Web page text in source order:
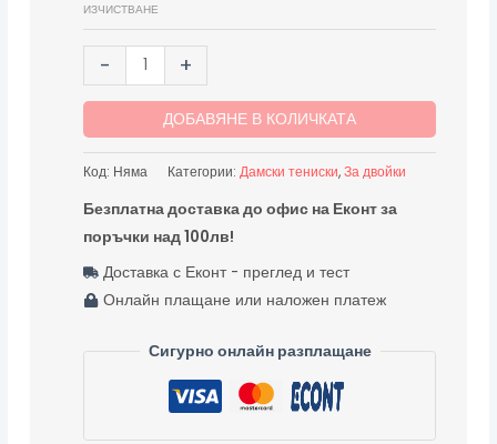
ИЗЧИСТВАНЕ
- +
ДОБАВЯНЕ В КОЛИЧКАТА
Код: Няма Категории:Дамски тениски,За двойки
Безплатна доставка до офис на Еконт за
поръчки над 100лв!
-- Доставка с Еконт - преглед и тест
-- Онлайн плащане или наложен платеж
Сигурно онлайн разплащане